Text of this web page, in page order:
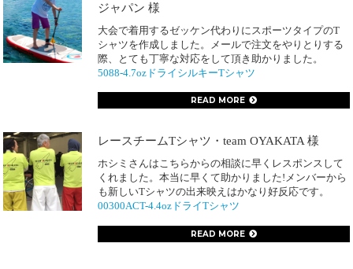
ジャパン 様
大会で着用するゼッケン代わりにスポーツタイプのT
シャツを作成しました。メールで注文をやりとりする
際、とても丁寧な対応をして頂き助かりました。
5088-4.7ozドライシルキーTシャツ
READ MORE
レースチームTシャツ・team OYAKATA 様
ホシミさんはこちらからの相談に早くレスポンスして
くれました。本当に早くて助かりました!メンバーから
も新しいTシャツの出来映えはかなり好反応です。
00300ACT-4.4ozドライTシャツ
READ MORE